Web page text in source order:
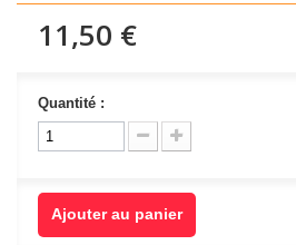
11,50 €
Quantité :
Ajouter au panier